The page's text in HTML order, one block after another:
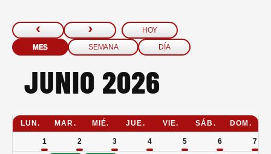
HOY
MES
SEMANA DÍA
JUNIO 2026
LUN. MAR. MIÉ. JUE. VIE. SÁB. DOM.
1 2 3 4 5 6 7